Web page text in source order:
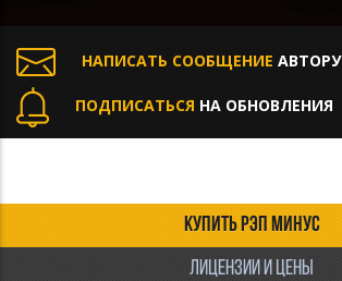
НАПИСАТЬ СООБЩЕНИЕ АВТОРУ
ПОДПИСАТЬСЯ НА ОБНОВЛЕНИЯ
КУПИТЬ РЭП МИНУС
ЛИЦЕНЗИИ И ЦЕНЫ